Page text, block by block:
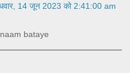
14 जून 2023 को 2:41:00 am
bataye